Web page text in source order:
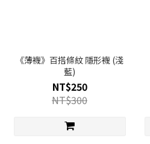
《薄襪》百搭條紋 隱形襪 (淺
藍)
NT$250
NT$300